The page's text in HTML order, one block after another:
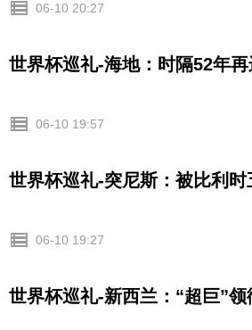
06-10 20:27
世界杯巡礼-海地：时隔52年
06-10 19:57
世界杯巡礼-突尼斯：被比利
06-10 19:27
世界杯巡礼-新西兰：“超巨”